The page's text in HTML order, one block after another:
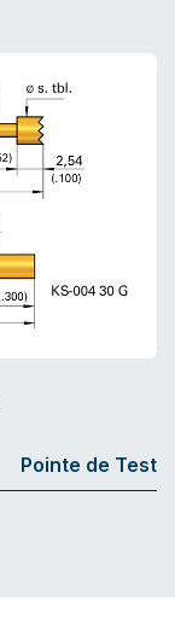
Pointe de Test